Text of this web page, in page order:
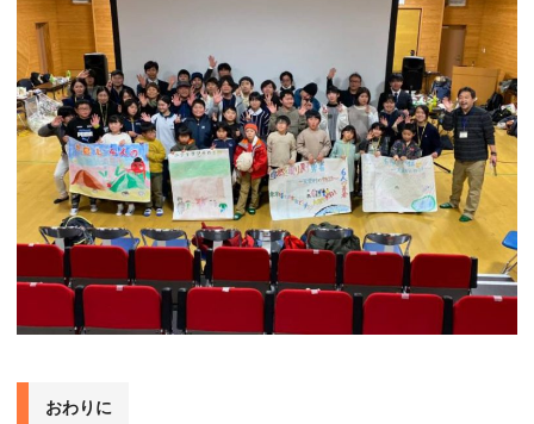
おわりに